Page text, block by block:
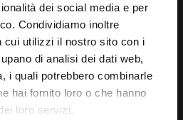
dei social media e per
Condividiamo inoltre
cui utilizzi il nostro sito con i
di analisi dei dati web,
i quali potrebbero combinarle
hai fornito loro o che hanno
loro servizi.
di riferimento